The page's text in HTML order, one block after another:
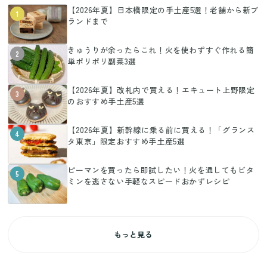
1
【2026年夏】日本橋限定の手土産5選！老舗から新ブ
ランドまで
2
きゅうりが余ったらこれ！火を使わずすぐ作れる簡
単ポリポリ副菜3選
3
【2026年夏】改札内で買える！エキュート上野限定
のおすすめ手土産5選
4
【2026年夏】新幹線に乗る前に買える！「グランス
タ東京」限定おすすめ手土産5選
5
ピーマンを買ったら即試したい！火を通してもビタ
ミンを逃さない手軽なスピードおかずレシピ
もっと見る